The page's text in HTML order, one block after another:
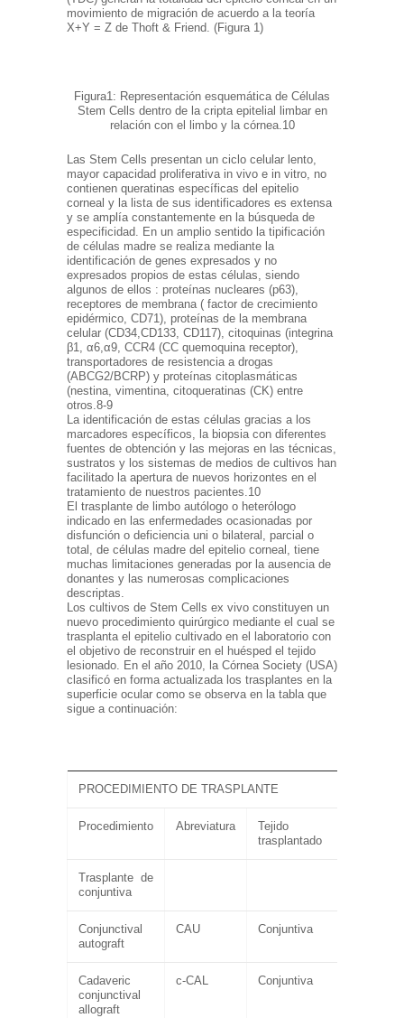
movimiento de migración de acuerdo a la teoría
X+Y = Z de Thoft & Friend. (Figura 1)
Figura1: Representación esquemática de Células
Stem Cells dentro de la cripta epitelial limbar en
relación con el limbo y la córnea.10
Las Stem Cells presentan un ciclo celular lento,
mayor capacidad proliferativa in vivo e in vitro, no
contienen queratinas específicas del epitelio
corneal y la lista de sus identificadores es extensa
y se amplía constantemente en la búsqueda de
especificidad. En un amplio sentido la tipificación
de células madre se realiza mediante la
identificación de genes expresados y no
expresados propios de estas células, siendo
algunos de ellos : proteínas nucleares (p63),
receptores de membrana ( factor de crecimiento
epidérmico, CD71), proteínas de la membrana
celular (CD34,CD133, CD117), citoquinas (integrina
β1, α6,α9, CCR4 (CC quemoquina receptor),
transportadores de resistencia a drogas
(ABCG2/BCRP) y proteínas citoplasmáticas
(nestina, vimentina, citoqueratinas (CK) entre
otros.8-9
La identificación de estas células gracias a los
marcadores específicos, la biopsia con diferentes
fuentes de obtención y las mejoras en las técnicas,
sustratos y los sistemas de medios de cultivos han
facilitado la apertura de nuevos horizontes en el
tratamiento de nuestros pacientes.10
El trasplante de limbo autólogo o heterólogo
indicado en las enfermedades ocasionadas por
disfunción o deficiencia uni o bilateral, parcial o
total, de células madre del epitelio corneal, tiene
muchas limitaciones generadas por la ausencia de
donantes y las numerosas complicaciones
descriptas.
Los cultivos de Stem Cells ex vivo constituyen un
nuevo procedimiento quirúrgico mediante el cual se
trasplanta el epitelio cultivado en el laboratorio con
el objetivo de reconstruir en el huésped el tejido
lesionado. En el año 2010, la Córnea Society (USA)
clasificó en forma actualizada los trasplantes en la
superficie ocular como se observa en la tabla que
sigue a continuación:
PROCEDIMIENTO DE TRASPLANTE
Procedimiento Abreviatura
Tejido
trasplantado
Trasplante de
conjuntiva
Conjunctival
autograft
CAU Conjuntiva
Cadaveric
conjunctival
allograft
c-CAL Conjuntiva